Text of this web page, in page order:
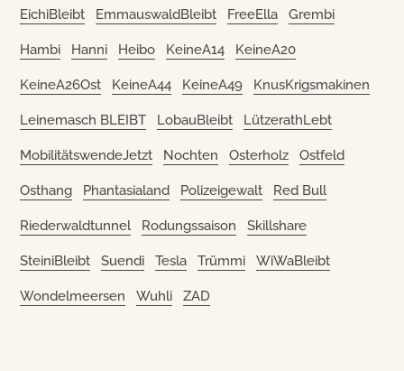
EichiBleibt EmmauswaldBleibt FreeElla Grembi
Hambi Hanni Heibo KeineA14 KeineA20
KeineA26Ost KeineA44 KeineA49 KnusKrigsmakinen
Leinemasch BLEIBT LobauBleibt LützerathLebt
MobilitätswendeJetzt Nochten Osterholz Ostfeld
Osthang Phantasialand Polizeigewalt Red Bull
Riederwaldtunnel Rodungssaison Skillshare
SteiniBleibt Suendi Tesla Trümmi WiWaBleibt
Wondelmeersen Wuhli ZAD